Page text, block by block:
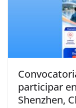
participar
Shenzhen,